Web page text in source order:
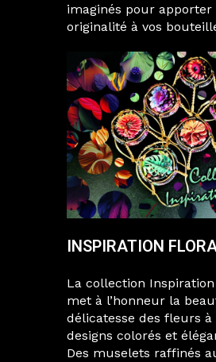
imaginés pour apporter
originalité à vos
INSPIRATION
La collection
met à l’honneur la
délicatesse des fleurs à
designs colorés et
Des muselets raffinés